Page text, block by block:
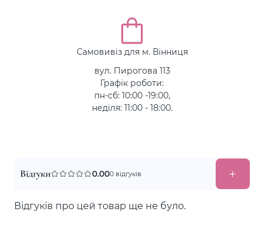
Самовивіз для м. Вінниця
вул. Пирогова 113
Графік роботи:
пн-сб: 10:00 -19:00,
неділя: 11:00 - 18:00.
Відгуки 0.000 відгуків
Відгуків про цей товар ще не було.